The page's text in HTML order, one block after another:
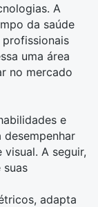
A
da saúde
uma área
no mercado
e
A seguir,
suas
adapta